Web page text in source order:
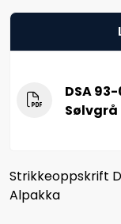
DSA
Sølvgrå
Strikkeoppskrift
Alpakka